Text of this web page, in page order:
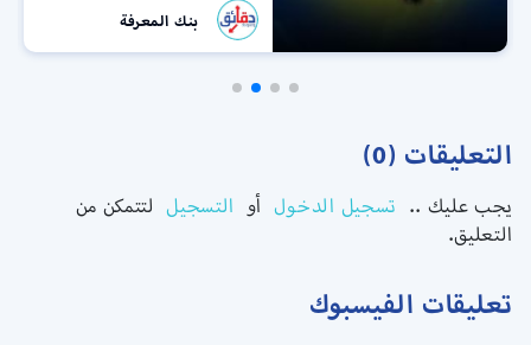
بنك المعرفة
التعليقات (0)
يجب عليك .. تسجيل الدخول أو التسجيل لتتمكن من
التعليق.
تعليقات الفيسبوك